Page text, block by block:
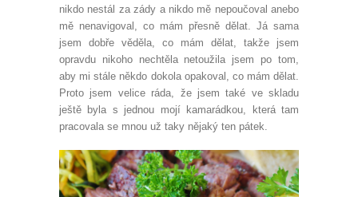
nikdo nestál za zády a nikdo mě nepoučoval anebo
mě nenavigoval, co mám přesně dělat. Já sama
jsem dobře věděla, co mám dělat, takže jsem
opravdu nikoho nechtěla netoužila jsem po tom,
aby mi stále někdo dokola opakoval, co mám dělat.
Proto jsem velice ráda, že jsem také ve skladu
ještě byla s jednou mojí kamarádkou, která tam
pracovala se mnou už taky nějaký ten pátek.